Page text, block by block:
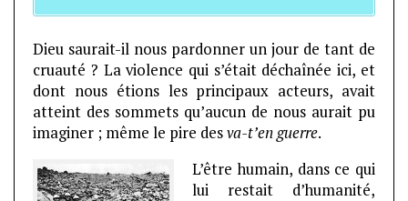
Dieu saurait-il nous pardonner un jour de tant de
cruauté ? La violence qui s’était déchaînée ici, et
dont nous étions les principaux acteurs, avait
atteint des sommets qu’aucun de nous aurait pu
imaginer ; même le pire desva-t’en guerre.
L’être humain, dans ce qui
lui restait d’humanité,